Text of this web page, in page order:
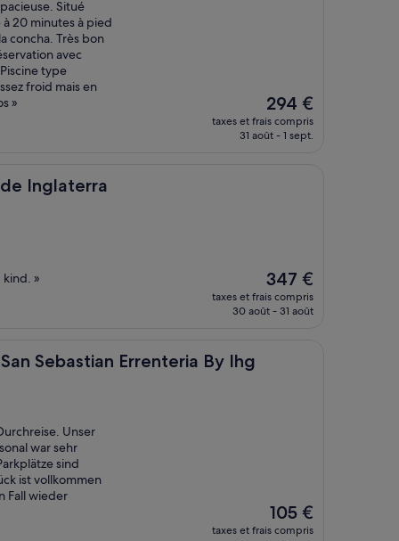
Situé
20 minutes à pied
concha. Très bon
avec
type
froid mais en
»
Le
nouveau
prix
294 €
taxes et frais compris
31 août - 1 sept.
Inglaterra
»
Le
nouveau
prix
347 €
taxes et frais compris
30 août - 31 août
Sebastian Errenteria By Ihg
Errenteria By Ihg
Unser
war sehr
sind
ist vollkommen
Fall wieder
Le
nouveau
105 €
taxes et frais compris